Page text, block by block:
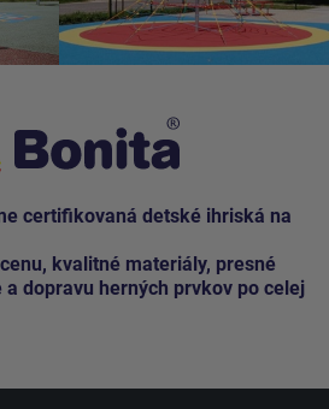
certifikovaná detské ihriská na
kvalitné materiály, presné
dopravu herných prvkov po celej